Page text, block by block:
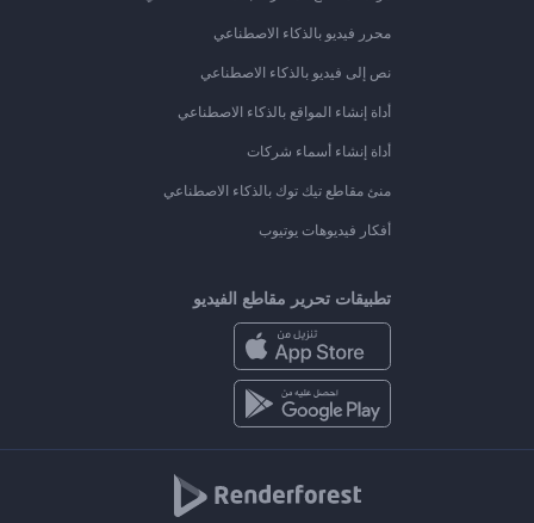
محرر فيديو بالذكاء الاصطناعي
نص إلى فيديو بالذكاء الاصطناعي
أداة إنشاء المواقع بالذكاء الاصطناعي
أداة إنشاء أسماء شركات
منئ مقاطع تيك توك بالذكاء الاصطناعي
أفكار فيديوهات يوتيوب
تطبيقات تحرير مقاطع الفيديو